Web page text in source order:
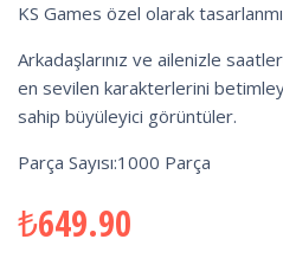
KS Games özel olarak
Arkadaşlarınız ve ailenizle
en sevilen karakterlerini
sahip büyüleyici görüntüler.
Parça Sayısı:1000 Parça
₺649.90